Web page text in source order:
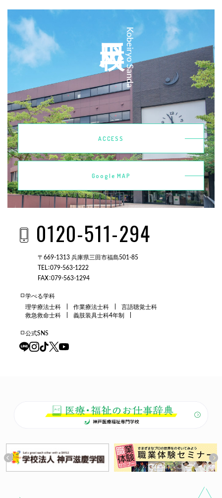
Kobeiryo Sanda
ACCESS
Google MAP
0120-511-294
〒669-1313 兵庫県三田市福島501-85
TEL：079-563-1222
FAX：079-563-1294
学べる学科
理学療法士科
作業療法士科
言語聴覚士科
救急救命士科
義肢装具士科4年制
公式SNS